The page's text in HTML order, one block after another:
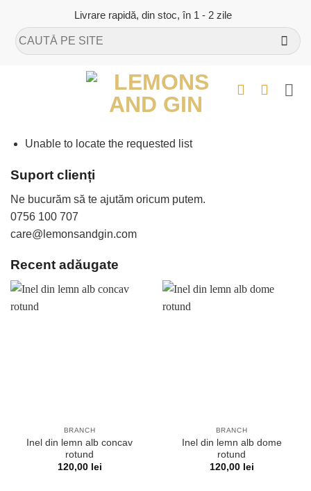
content
Livrare rapidă, din stoc, în 1 - 2 zile
Caută
după:
Unable to locate the requested list
Suport clienți
Ne bucurăm să te ajutăm oricum putem.
0756 100 707
care@lemonsandgin.com
Recent adăugate
BRANCH
Inel din lemn alb concav
rotund
120,00 lei
BRANCH
Inel din lemn alb dome
rotund
120,00 lei